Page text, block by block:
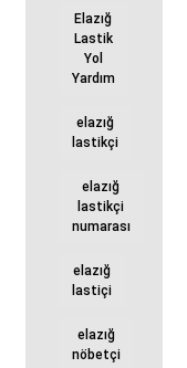
Elazığ
Lastik
Yol
Yardım
elazığ
lastikçi
elazığ
lastikçi
numarası
elazığ
lastiçi
elazığ
nöbetçi